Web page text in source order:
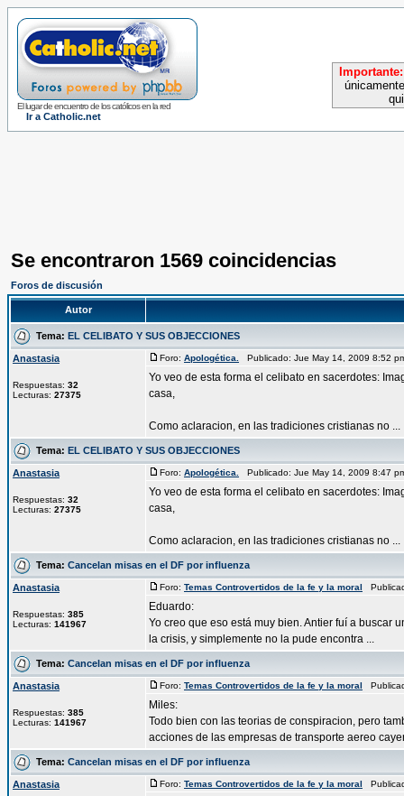
El lugar de encuentro de los católicos en la red
Ir a Catholic.net
Importante:
Se encontraron 1569 coincidencias
Foros de discusión
Autor
Tema: EL CELIBATO Y SUS OBJECCIONES
Anastasia
Respuestas: 32
Lecturas: 27375
Foro: Apologética. Publicado: Jue May 14, 2009 8:52
Yo veo de esta forma el celibato en sacerdotes:
casa,
Como aclaracion, en las tradiciones cristianas no ...
Tema: EL CELIBATO Y SUS OBJECCIONES
Anastasia
Respuestas: 32
Lecturas: 27375
Foro: Apologética. Publicado: Jue May 14, 2009 8:47
Yo veo de esta forma el celibato en sacerdotes:
casa,
Como aclaracion, en las tradiciones cristianas no ...
Tema: Cancelan misas en el DF por influenza
Anastasia
Respuestas: 385
Lecturas: 141967
Foro: Temas Controvertidos de la fe y la moral
Eduardo:
Yo creo que eso está muy bien. Antier fuí a buscar
la crisis, y simplemente no la pude encontra ...
Tema: Cancelan misas en el DF por influenza
Anastasia
Respuestas: 385
Lecturas: 141967
Foro: Temas Controvertidos de la fe y la moral
Miles:
Todo bien con las teorias de conspiracion, pero
acciones de las empresas de transporte aereo
Tema: Cancelan misas en el DF por influenza
Anastasia Foro: Temas Controvertidos de la fe y la moral